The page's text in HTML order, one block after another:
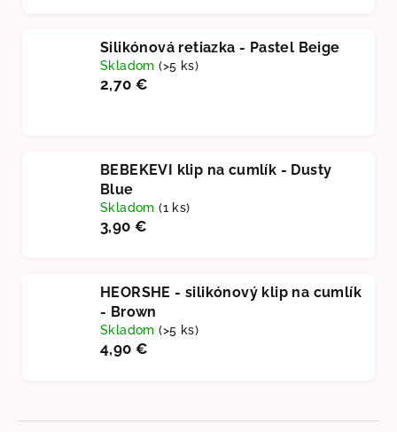
Silikónová retiazka - Pastel Beige
Skladom(>5 ks)
2,70 €
BEBEKEVI klip na cumlík - Dusty
Blue
Skladom(1 ks)
3,90 €
HEORSHE - silikónový klip na cumlík
- Brown
Skladom(>5 ks)
4,90 €